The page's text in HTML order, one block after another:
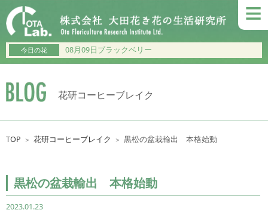
≡
今日の花 08月09日ブラックベリー
花研コーヒーブレイク
TOP ＞ 花研コーヒーブレイク ＞ 黒松の盆栽輸出 本格始動
黒松の盆栽輸出 本格始動
2023.01.23